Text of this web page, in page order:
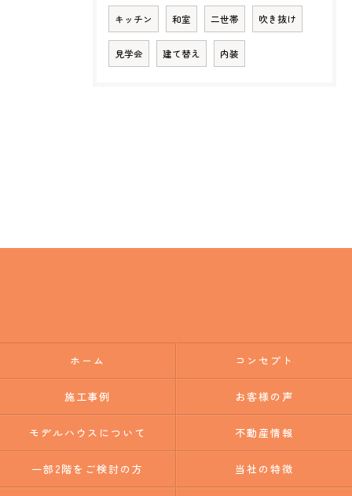
キッチン 和室 二世帯 吹き抜け
見学会 建て替え 内装
ホーム コンセプト
施工事例 お客様の声
モデルハウスについて 不動産情報
一部2階をご検討の方 当社の特徴